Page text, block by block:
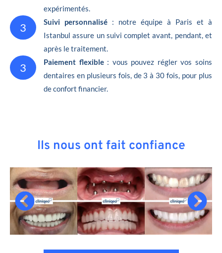
expérimentés.
3 Suivi personnalisé : notre équipe à Paris et à
Istanbul assure un suivi complet avant, pendant, et
après le traitement.
3 Paiement flexible: vous pouvez régler vos soins
dentaires en plusieurs fois, de 3 à 30 fois, pour plus
de confort financier.
Ils nous ont fait confiance